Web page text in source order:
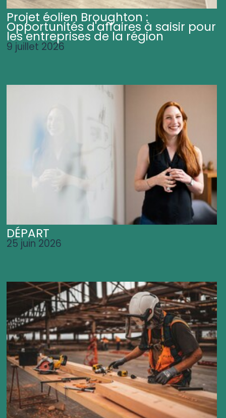
Projet éolien Broughton :
Opportunités d'affaires à saisir pour
les entreprises de la région
9 juillet 2026
DÉPART
25 juin 2026